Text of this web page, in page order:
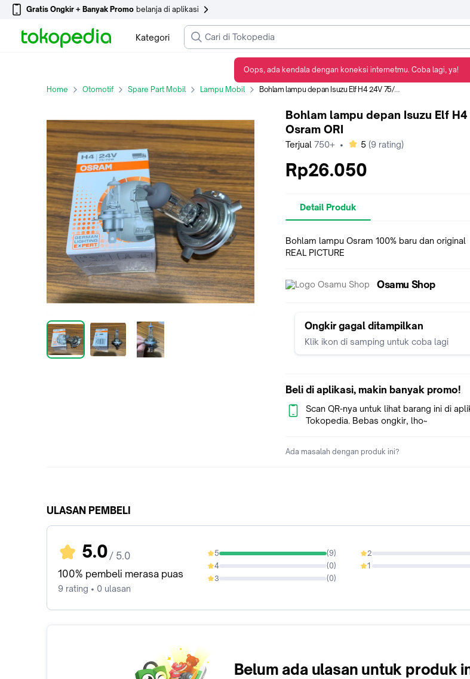
Gratis Ongkir + Banyak Promo belanja di aplikasi
Kategori
Home Otomotif Spare Part Mobil Lampu Mobil Bohlam lampu depan Isuzu Elf H4 24V 75/70W Osram ORI
Bohlam lampu depan Isuzu Elf
Osram ORI
Terjual 750+ • bintang
5 (9 rating)
Rp26.050
Detail Produk
Bohlam lampu Osram 100% baru dan original
REAL PICTURE
Osamu Shop
Ongkir gagal ditampilkan
Klik ikon di samping untuk coba lagi
Beli di aplikasi, makin banyak promo!
Scan QR-nya untuk lihat barang ini di
Tokopedia. Bebas ongkir, lho~
Ada masalah dengan produk ini?
ULASAN PEMBELI
5.0 / 5.0
100% pembeli merasa puas
9 rating • 0 ulasan
5 (9)
100%
4 (0)
0%
3 (0)
0%
2
0%
1
0%
Belum ada ulasan untuk produk
Oops, ada kendala dengan koneksi internetmu. Coba lagi, ya!